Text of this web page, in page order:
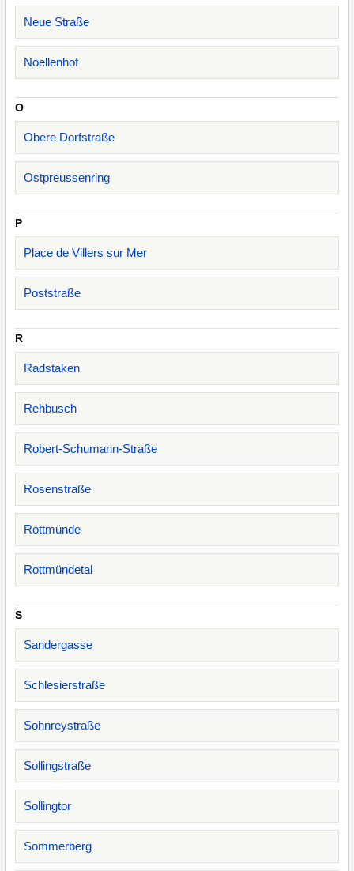
Neue Straße
Noellenhof
O
Obere Dorfstraße
Ostpreussenring
P
Place de Villers sur Mer
Poststraße
R
Radstaken
Rehbusch
Robert-Schumann-Straße
Rosenstraße
Rottmünde
Rottmündetal
S
Sandergasse
Schlesierstraße
Sohnreystraße
Sollingstraße
Sollingtor
Sommerberg